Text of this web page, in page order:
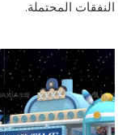
النفقات المحتملة.